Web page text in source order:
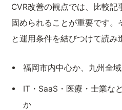
CVR改善の観点では、比較
固められることが重要です。
と運用条件を結びつけて読み
福岡市内中心か、九州全
IT・SaaS・医療・士業な
か